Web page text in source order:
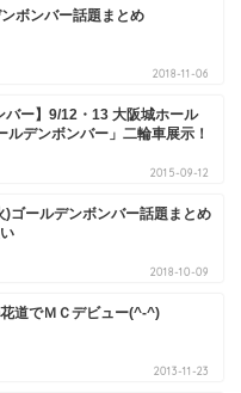
ボンバー話題まとめ
2018-11-06
バー】9/12・13 大阪城ホール
ルデンボンバー」二輪車展示！
2015-09-12
ゴールデンボンバー話題まとめ
2018-10-09
花道でＭＣデビュー(^-^)
2013-11-23